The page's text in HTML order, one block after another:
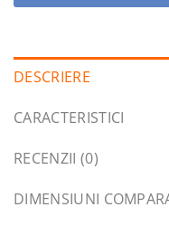
DESCRIERE
CARACTERISTICI
RECENZII (0)
DIMENSIUNI